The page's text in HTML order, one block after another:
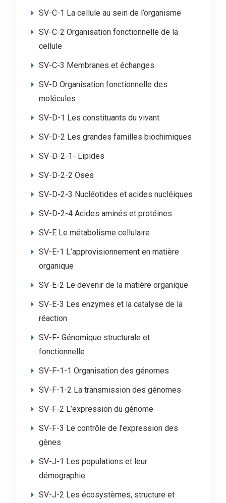
SV-C-1 La cellule au sein de l’organisme
SV-C-2 Organisation fonctionnelle de la
cellule
SV-C-3 Membranes et échanges
SV-D Organisation fonctionnelle des
molécules
SV-D-1 Les constituants du vivant
SV-D-2 Les grandes familles biochimiques
SV-D-2-1- Lipides
SV-D-2-2 Oses
SV-D-2-3 Nucléotides et acides nucléiques
SV-D-2-4 Acides aminés et protéines
SV-E Le métabolisme cellulaire
SV-E-1 L’approvisionnement en matière
organique
SV-E-2 Le devenir de la matière organique
SV-E-3 Les enzymes et la catalyse de la
réaction
SV-F- Génomique structurale et
fonctionnelle
SV-F-1-1 Organisation des génomes
SV-F-1-2 La transmission des génomes
SV-F-2 L’expression du génome
SV-F-3 Le contrôle de l’expression des
gènes
SV-J-1 Les populations et leur
démographie
SV-J-2 Les écosystèmes, structure et